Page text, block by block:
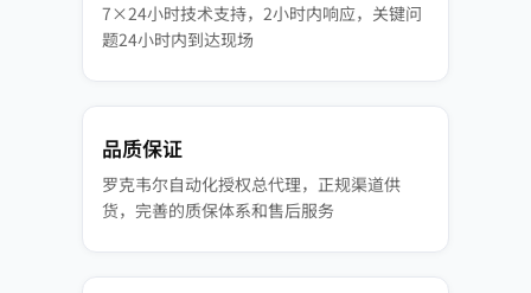
7×24小时技术支持，2小时内响应，关键问
题24小时内到达现场
品质保证
罗克韦尔自动化授权总代理，正规渠道供
货，完善的质保体系和售后服务